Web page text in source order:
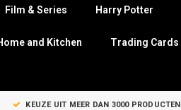
Film & Series Harry Potter
and Kitchen Trading Cards
KEUZE UIT MEER DAN 3000 PRODUCTEN